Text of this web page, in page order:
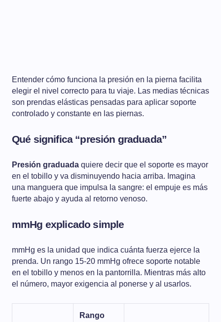
Entender cómo funciona la presión en la pierna facilita
elegir el nivel correcto para tu viaje. Las medias técnicas
son prendas elásticas pensadas para aplicar soporte
controlado y constante en las piernas.
Qué significa “presión graduada”
Presión graduada quiere decir que el soporte es mayor
en el tobillo y va disminuyendo hacia arriba. Imagina
una manguera que impulsa la sangre: el empuje es más
fuerte abajo y ayuda al retorno venoso.
mmHg explicado simple
mmHg es la unidad que indica cuánta fuerza ejerce la
prenda. Un rango 15-20 mmHg ofrece soporte notable
en el tobillo y menos en la pantorrilla. Mientras más alto
el número, mayor exigencia al ponerse y al usarlos.
Rango